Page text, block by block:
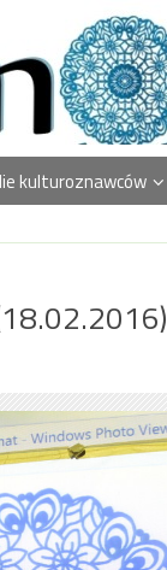
kulturoznawców